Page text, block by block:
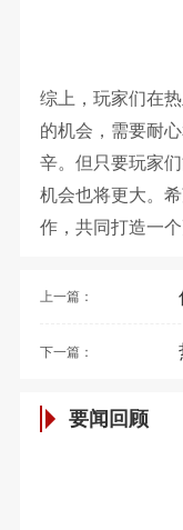
综上，玩家们在
的机会，需要耐
辛。但只要玩家
机会也将更大。
作，共同打造一
上一篇：
下一篇：
要闻回顾